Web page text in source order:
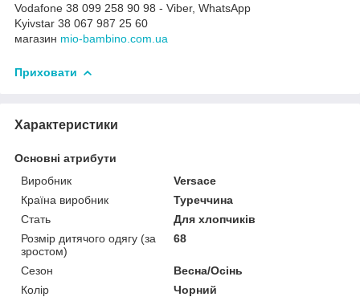
Vodafone 38 099 258 90 98 - Viber, WhatsApp
Kyivstar 38 067 987 25 60
магазин mio-bambino.com.ua
Приховати
Характеристики
Основні атрибути
Виробник
Versace
Країна виробник
Туреччина
Стать
Для хлопчиків
Розмір дитячого одягу (за
зростом)
68
Сезон
Весна/Осінь
Колір
Чорний